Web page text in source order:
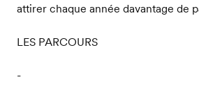
attirer chaque année davantage de
LES PARCOURS
-